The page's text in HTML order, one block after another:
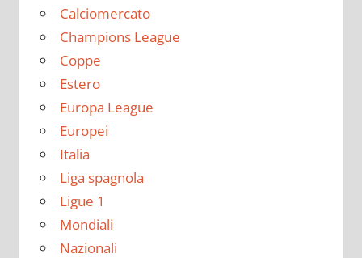
Calciomercato
Champions League
Coppe
Estero
Europa League
Europei
Italia
Liga spagnola
Ligue 1
Mondiali
Nazionali